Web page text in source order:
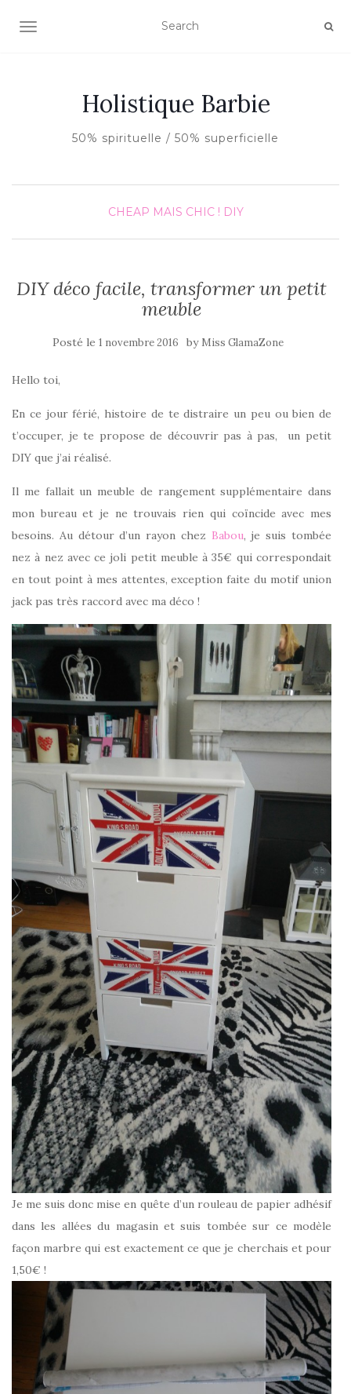
AFFICHER/MASQUER LA NAVIGATION
Holistique Barbie
50% spirituelle / 50% superficielle
CHEAP MAIS CHIC ! DIY
DIY déco facile, transformer un petit
meuble
Posté le 1 novembre 2016 by Miss GlamaZone
Hello toi,
En ce jour férié, histoire de te distraire un peu ou bien de
t’occuper, je te propose de découvrir pas à pas, un petit
DIY que j’ai réalisé.
Il me fallait un meuble de rangement supplémentaire dans
mon bureau et je ne trouvais rien qui coïncide avec mes
besoins. Au détour d’un rayon chez Babou, je suis tombée
nez à nez avec ce joli petit meuble à 35€ qui correspondait
en tout point à mes attentes, exception faite du motif union
jack pas très raccord avec ma déco !
Je me suis donc mise en quête d’un rouleau de papier adhésif
dans les allées du magasin et suis tombée sur ce modèle
façon marbre qui est exactement ce que je cherchais et pour
1,50€ !